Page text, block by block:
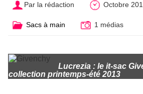
Par la rédaction Octobre
Sacs à main 1 médias
Lucrezia : le it-sac
collection printemps-été 2013